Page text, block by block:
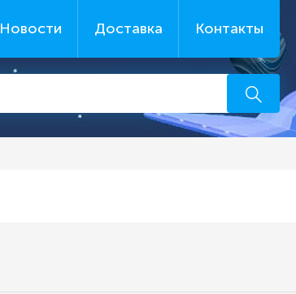
Новости Доставка Контакты